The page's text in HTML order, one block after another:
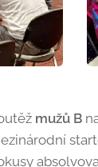
mužů B